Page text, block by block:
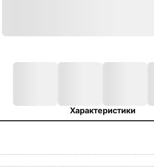
Характеристики